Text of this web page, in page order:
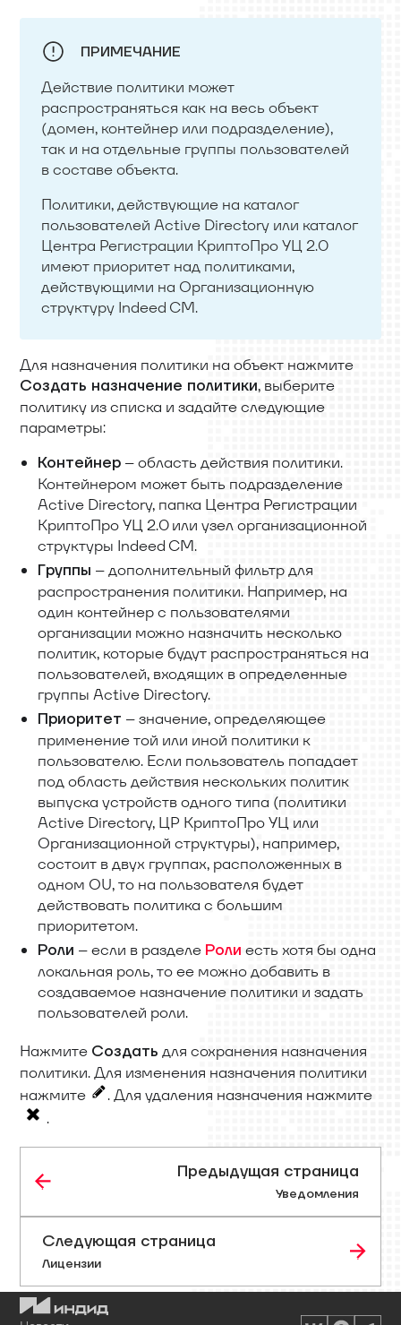
ПРИМЕЧАНИЕ
Действие политики может
распространяться как на весь объект
(домен, контейнер или подразделение),
так и на отдельные группы пользователей
в составе объекта.
Политики, действующие на каталог
пользователей Active Directory или каталог
Центра Регистрации КриптоПро УЦ 2.0
имеют приоритет над политиками,
действующими на Организационную
структуру Indeed CM.
Для назначения политики на объект нажмите
Создать назначение политики, выберите
политику из списка и задайте следующие
параметры:
Контейнер – область действия политики.
Контейнером может быть подразделение
Active Directory, папка Центра Регистрации
КриптоПро УЦ 2.0 или узел организационной
структуры Indeed CM.
Группы – дополнительный фильтр для
распространения политики. Например, на
один контейнер с пользователями
организации можно назначить несколько
политик, которые будут распространяться на
пользователей, входящих в определенные
группы Active Directory.
Приоритет – значение, определяющее
применение той или иной политики к
пользователю. Если пользователь попадает
под область действия нескольких политик
выпуска устройств одного типа (политики
Active Directory, ЦР КриптоПро УЦ или
Организационной структуры), например,
состоит в двух группах, расположенных в
одном OU, то на пользователя будет
действовать политика с большим
приоритетом.
Роли – если в разделе Роли есть хотя бы одна
локальная роль, то ее можно добавить в
создаваемое назначение политики и задать
пользователей роли.
Нажмите Создать для сохранения назначения
политики. Для изменения назначения политики
нажмите
. Для удаления назначения нажмите
.
Предыдущая страница
Уведомления
Следующая страница
Лицензии